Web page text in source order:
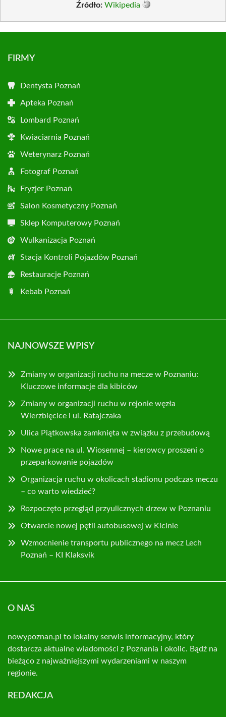
Źródło: Wikipedia
FIRMY
Dentysta Poznań
Apteka Poznań
Lombard Poznań
Kwiaciarnia Poznań
Weterynarz Poznań
Fotograf Poznań
Fryzjer Poznań
Salon Kosmetyczny Poznań
Sklep Komputerowy Poznań
Wulkanizacja Poznań
Stacja Kontroli Pojazdów Poznań
Restauracje Poznań
Kebab Poznań
NAJNOWSZE WPISY
Zmiany w organizacji ruchu na mecze w Poznaniu:
Kluczowe informacje dla kibiców
Zmiany w organizacji ruchu w rejonie węzła
Wierzbięcice i ul. Ratajczaka
Ulica Piątkowska zamknięta w związku z przebudową
Nowe prace na ul. Wiosennej – kierowcy proszeni o
przeparkowanie pojazdów
Organizacja ruchu w okolicach stadionu podczas meczu
– co warto wiedzieć?
Rozpoczęto przegląd przyulicznych drzew w Poznaniu
Otwarcie nowej pętli autobusowej w Kicinie
Wzmocnienie transportu publicznego na mecz Lech
Poznań – KI Klaksvik
O NAS
nowypoznan.pl to lokalny serwis informacyjny, który
dostarcza aktualne wiadomości z Poznania i okolic. Bądź na
bieżąco z najważniejszymi wydarzeniami w naszym
regionie.
REDAKCJA